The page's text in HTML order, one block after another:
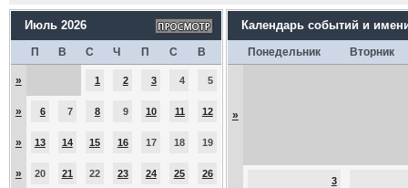
Июль 2026
П В С Ч П С В
» 1 2 3 4 5
» 6 7 8 9 10 11 12
» 13 14 15 16 17 18 19
» 20 21 22 23 24 25 26
Календарь событий и
Понедельник Вторник
»
3